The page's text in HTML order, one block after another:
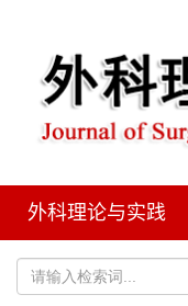
外科理论与实践